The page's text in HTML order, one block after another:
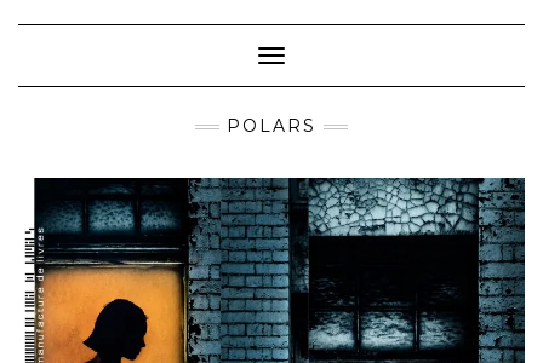
Toggle Navigation
POLARS